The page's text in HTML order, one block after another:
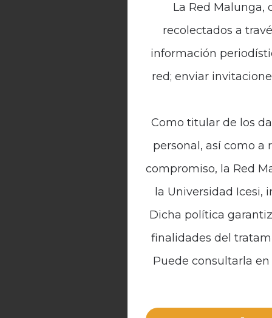
La Red Malunga,
recolectados a
información
red; enviar
Como titular de los
personal, así como a
compromiso, la Red
la Universidad Icesi,
Dicha política
finalidades del
Puede consultarla